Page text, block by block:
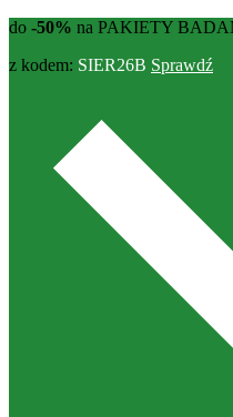
do -50% na PAKIETY
z kodem: SIER26B Sprawdź